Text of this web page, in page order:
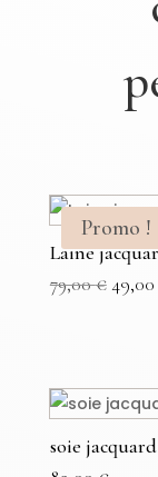
Promo !
Laine
79,00€ Le
79,00
49,00
soie